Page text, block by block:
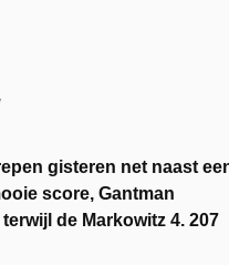
gisteren net naast
score, Gantman
de Markowitz 4. 207